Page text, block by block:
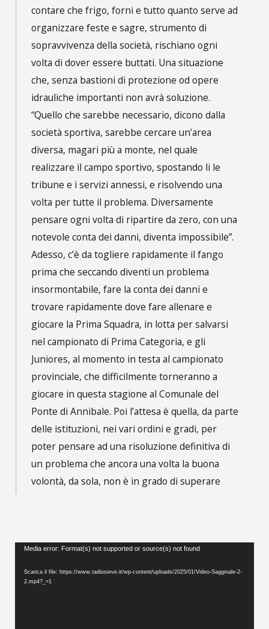
contare che frigo, forni e tutto quanto serve ad
organizzare feste e sagre, strumento di
sopravvivenza della società, rischiano ogni
volta di dover essere buttati. Una situazione
che, senza bastioni di protezione od opere
idrauliche importanti non avrà soluzione.
“Quello che sarebbe necessario, dicono dalla
società sportiva, sarebbe cercare un’area
diversa, magari più a monte, nel quale
realizzare il campo sportivo, spostando li le
tribune e i servizi annessi, e risolvendo una
volta per tutte il problema. Diversamente
pensare ogni volta di ripartire da zero, con una
notevole conta dei danni, diventa impossibile”.
Adesso, c’è da togliere rapidamente il fango
prima che seccando diventi un problema
insormontabile, fare la conta dei danni e
trovare rapidamente dove fare allenare e
giocare la Prima Squadra, in lotta per salvarsi
nel campionato di Prima Categoria, e gli
Juniores, al momento in testa al campionato
provinciale, che difficilmente torneranno a
giocare in questa stagione al Comunale del
Ponte di Annibale. Poi l’attesa è quella, da parte
delle istituzioni, nei vari ordini e gradi, per
poter pensare ad una risoluzione definitiva di
un problema che ancora una volta la buona
volontà, da sola, non è in grado di superare
Video
Media error: Format(s) not supported or source(s) not found
Scarica il file: https://www.radiosieve.it/wp-content/uploads/2025/01/Video-Sagginale-2-
2.mp4?_=1